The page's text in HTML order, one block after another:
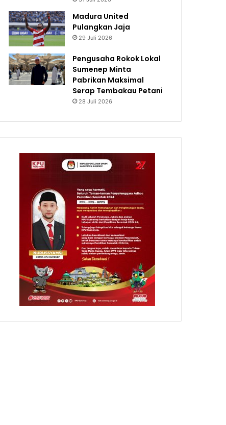
Madura United
Pulangkan Jaja
29 Juli 2026
Pengusaha Rokok Lokal
Sumenep Minta
Pabrikan Maksimal
Serap Tembakau Petani
28 Juli 2026